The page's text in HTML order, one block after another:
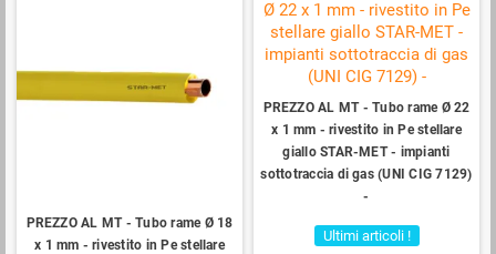
PREZZO AL MT - Tubo rame Ø 18
x 1 mm - rivestito in Pe stellare
PREZZO AL MT - Tubo rame Ø 22
x 1 mm - rivestito in Pe stellare
giallo STAR-MET - impianti
sottotraccia di gas (UNI CIG 7129)
-
Ultimi articoli !